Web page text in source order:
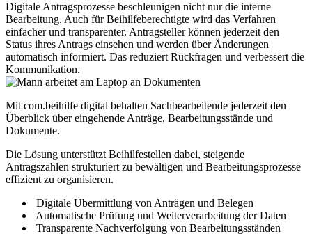
Digitale Antragsprozesse beschleunigen nicht nur die interne
Bearbeitung. Auch für Beihilfeberechtigte wird das Verfahren
einfacher und transparenter. Antragsteller können jederzeit den
Status ihres Antrags einsehen und werden über Änderungen
automatisch informiert. Das reduziert Rückfragen und verbessert die
Kommunikation.
Mit com.beihilfe digital behalten Sachbearbeitende jederzeit den
Überblick über eingehende Anträge, Bearbeitungsstände und
Dokumente.
Die Lösung unterstützt Beihilfestellen dabei, steigende
Antragszahlen strukturiert zu bewältigen und Bearbeitungsprozesse
effizient zu organisieren.
Digitale Übermittlung von Anträgen und Belegen
Automatische Prüfung und Weiterverarbeitung der Daten
Transparente Nachverfolgung von Bearbeitungsständen